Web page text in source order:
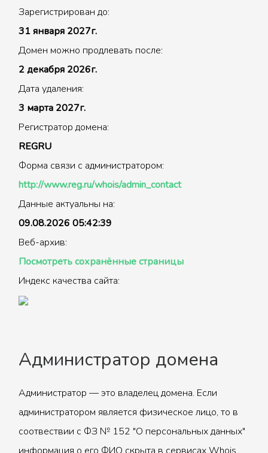
Зарегистрирован до:
31 января 2027г.
Домен можно продлевать после:
2 декабря 2026г.
Дата удаления:
3 марта 2027г.
Регистратор домена:
REGRU
Форма связи с администратором:
http://www.reg.ru/whois/admin_contact
Данные актуальны на:
09.08.2026 05:42:39
Веб-архив:
Посмотреть сохранённые страницы
Индекс качества сайта:
Администратор домена
Администратор — это владелец домена. Если
администратором является физическое лицо, то в
соотвествии с ФЗ № 152 "О персональных данных"